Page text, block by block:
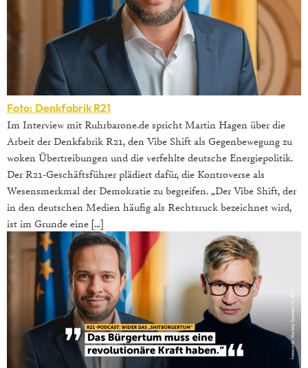
Foto: Denkfabrik R21
Im Interview mit Ruhrbarone.de spricht Martin Hagen über die
Arbeit der Denkfabrik R21, den Vibe Shift als Gegenbewegung zu
woken Übertreibungen und die verfehlte deutsche Energiepolitik.
Der R21-Geschäftsführer plädiert dafür, die Kontroverse als
Wesensmerkmal der Demokratie zu begreifen. „Der Vibe Shift, der
in den deutschen Medien häufig als Rechtsruck bezeichnet wird,
ist im Grunde eine […]